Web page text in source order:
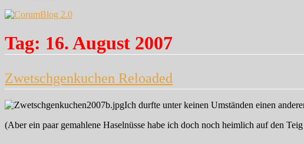
Tag: 16. August 2007
Zwetschgenkuchen Reloaded
Ich durfte unter keinen Umständen einen
(Aber ein paar gemahlene Haselnüsse habe ich doch noch heimlich auf den Teig